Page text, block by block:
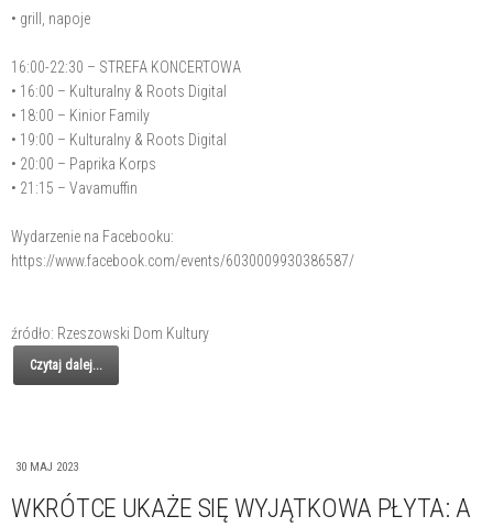
• grill, napoje
16:00-22:30 – STREFA KONCERTOWA
• 16:00 – Kulturalny & Roots Digital
• 18:00 – Kinior Family
• 19:00 – Kulturalny & Roots Digital
• 20:00 – Paprika Korps
• 21:15 – Vavamuffin
Wydarzenie na Facebooku:
https://www.facebook.com/events/6030009930386587/
źródło: Rzeszowski Dom Kultury
Czytaj dalej...
30 MAJ 2023
WKRÓTCE UKAŻE SIĘ WYJĄTKOWA PŁYTA: A